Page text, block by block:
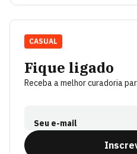
Fique ligado
Receba a melhor curadoria
Seu e-mail
CASUAL